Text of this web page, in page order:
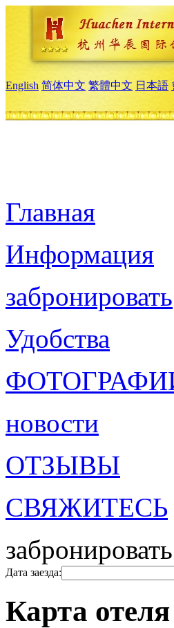
English 简体中文 繁體中文 日本語
Главная
Информация
забронировать
Удобства
новости
ОТЗЫВЫ
СВЯЖИТЕСЬ
забронировать
Дата заезда:
Карта отеля